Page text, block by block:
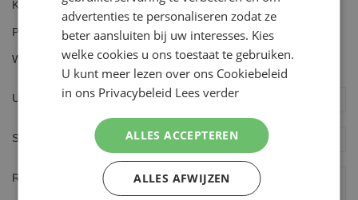
Kwaliteit
1
star
2
stars
3
stars
4
stars
5
stars
Prijs
star
stars
stars
stars
stars
Waarde
1
star
2
stars
3
stars
4
stars
5
stars
Uw naam
Samenvatting
Review
advertenties te personaliseren zodat ze
beter aansluiten bij uw interesses. Kies
welke cookies u ons toestaat te gebruiken.
U kunt meer lezen over ons Cookiebeleid
in ons Privacybeleid Lees verder
ALLES ACCEPTEREN
ALLES AFWIJZEN